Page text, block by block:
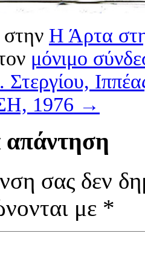
Η Άρτα
μόνιμο
1976 →
σας δεν
με *